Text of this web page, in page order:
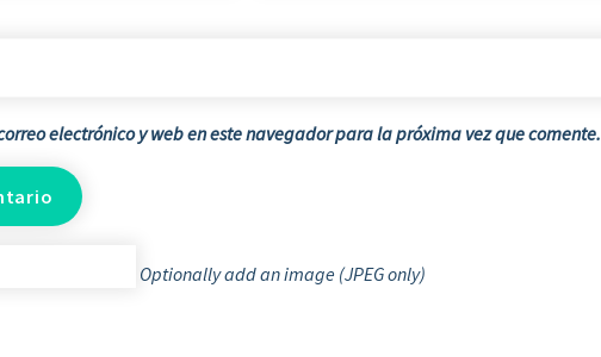
electrónico y web en este navegador para la próxima vez que comente.
Optionally add an image (JPEG only)